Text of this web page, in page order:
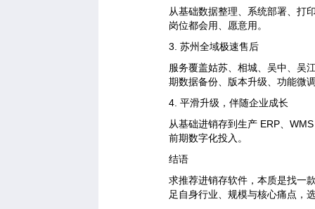
从基础数据整理、系统部署、打
岗位都会用、愿意用。
3. 苏州全域极速售后
服务覆盖姑苏、相城、吴中、吴
期数据备份、版本升级、功能微
4. 平滑升级，伴随企业成长
从基础进销存到生产 ERP、
前期数字化投入。
结语
求推荐进销存软件，本质是找一
足自身行业、规模与核心痛点，